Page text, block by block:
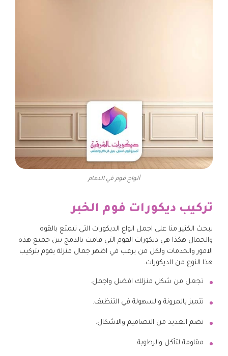
ألواح فوم في الدمام
تركيب ديكورات فوم الخبر
يبحث الكثير منا على اجمل انواع الديكورات التي تتمتع بالقوة
والجمال هكذا هي ديكورات الفوم التي قامت بالدمج بين جميع هذه
الامور والخدمات ولكل من يرغب في اظهر جمال منزلة يقوم بتركيب
هذا النوع من الديكورات.
تجعل من شكل منزلك افضل واجمل.
تتميز بالمرونة والسهولة في التنظيف.
تضم العديد من التصاميم والاشكال.
مقاومة لتأكل والرطوبة.